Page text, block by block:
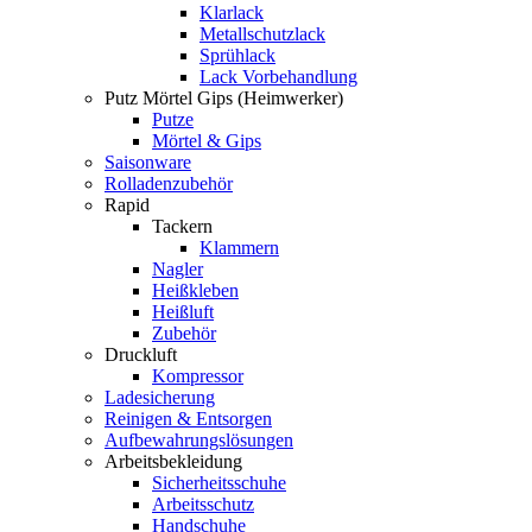
Klarlack
Metallschutzlack
Sprühlack
Lack Vorbehandlung
Putz Mörtel Gips (Heimwerker)
Putze
Mörtel & Gips
Saisonware
Rolladenzubehör
Rapid
Tackern
Klammern
Nagler
Heißkleben
Heißluft
Zubehör
Druckluft
Kompressor
Ladesicherung
Reinigen & Entsorgen
Aufbewahrungslösungen
Arbeitsbekleidung
Sicherheitsschuhe
Arbeitsschutz
Handschuhe